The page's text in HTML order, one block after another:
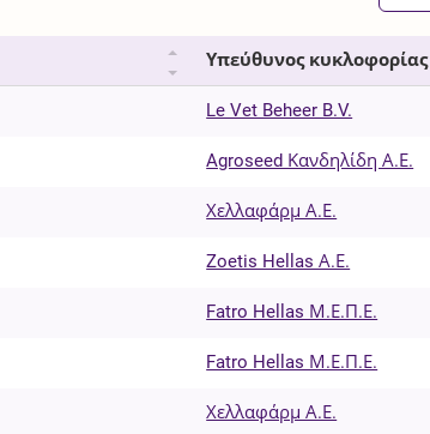
Υπεύθυνος κυκλοφορίας
Le Vet Beheer B.V.
Agroseed Κανδηλίδη Α.Ε.
Χελλαφάρμ Α.Ε.
Zoetis Hellas Α.Ε.
Fatro Hellas Μ.Ε.Π.Ε.
Fatro Hellas Μ.Ε.Π.Ε.
Χελλαφάρμ Α.Ε.